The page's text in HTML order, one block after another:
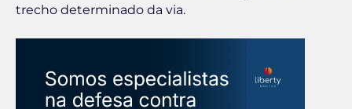
trecho determinado da via.